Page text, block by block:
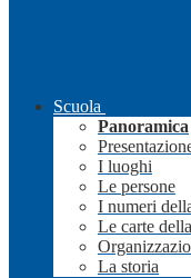
Scuola
Panoramica
I luoghi
Le persone
I numeri
Le carte
La storia